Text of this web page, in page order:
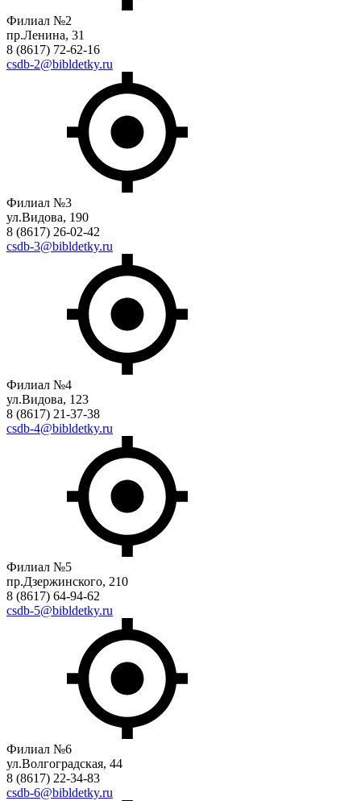
Филиал №2
пр.Ленина, 31
8 (8617) 72-62-16
csdb-2@bibldetky.ru
Филиал №3
ул.Видова, 190
8 (8617) 26-02-42
csdb-3@bibldetky.ru
Филиал №4
ул.Видова, 123
8 (8617) 21-37-38
csdb-4@bibldetky.ru
Филиал №5
пр.Дзержинского, 210
8 (8617) 64-94-62
csdb-5@bibldetky.ru
Филиал №6
ул.Волгоградская, 44
8 (8617) 22-34-83
csdb-6@bibldetky.ru